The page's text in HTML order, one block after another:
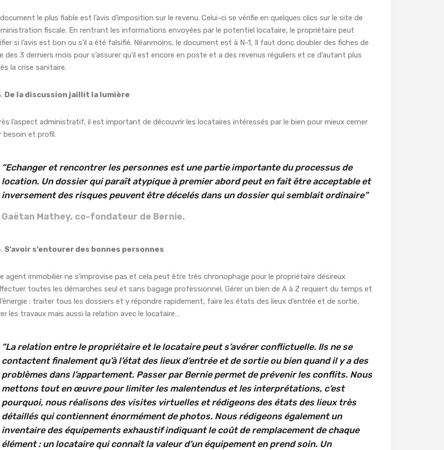
le plus fiable est l’avis d’imposition sur le revenu. Celui-ci se vérifie en quelques clics sur le site de
fiscale. En rentrant les informations envoyées par le potentiel locataire, le propriétaire peut
si l’avis est bon ou s’il a été falsifié. Néanmoins, le document est à N-1, Il faut donc doubler des fiches de
des 3 derniers mois pour s’assurer qu’il est encore en poste et a des revenus réguliers et ce d’autant plus
la crise sanitaire.
De la discussion jaillit la lumière
l’aspect administratif, il est important de découvrir les locataires intéressés par le bien pour mieux cerner
besoin et profil.
“Echanger et rencontrer les personnes est une partie importante du processus de
location. Un dossier qui paraît atypique à premier abord peut en fait être acceptable et
inversement des risques peuvent être décelés dans un dossier qui semblait ordinaire”
Gaëtan Mathey, co-fondateur de Bernie.
S’avoir s’entourer des bonnes personnes
agent immobilier ne s’improvise pas et cela peut être très chronophage pour le propriétaire désireux
toutes les démarches seul et sans bagage professionnel. Gérer un bien de A à Z requiert du temps et
: traiter tous les dossiers et y répondre rapidement, faire les états des lieux d’entrée et de sortie,
les travaux mais aussi la relation avec le locataire…
“La relation entre le propriétaire et le locataire peut s’avérer conflictuelle. Ils ne se
contactent finalement qu’à l’état des lieux d’entrée et de sortie ou bien quand il y a des
problèmes dans l’appartement. Passer par Bernie permet de prévenir les conflits. Nous
mettons tout en œuvre pour limiter les malentendus et les interprétations, c’est
pourquoi, nous réalisons des visites virtuelles et rédigeons des états des lieux très
détaillés qui contiennent énormément de photos. Nous rédigeons également un
inventaire des équipements exhaustif indiquant le coût de remplacement de chaque
élément : un locataire qui connaît la valeur d’un équipement en prend soin. Un